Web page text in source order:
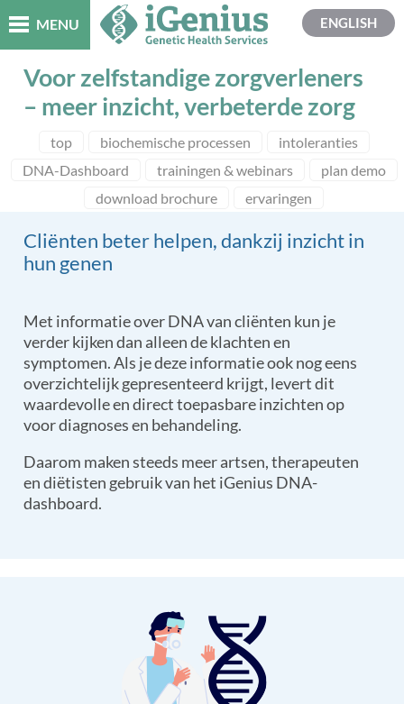
MENU ENGLISH
Voor zelfstandige zorgverleners
– meer inzicht, verbeterde zorg
top biochemische processen
intoleranties
DNA-Dashboard
trainingen & webinars
plan demo
download brochure
ervaringen
Cliënten beter helpen, dankzij inzicht in
hun genen
Met informatie over DNA van cliënten kun je
verder kijken dan alleen de klachten en
symptomen. Als je deze informatie ook nog eens
overzichtelijk gepresenteerd krijgt, levert dit
waardevolle en direct toepasbare inzichten op
voor diagnoses en behandeling.
Daarom maken steeds meer artsen, therapeuten
en diëtisten gebruik van het iGenius DNA-
dashboard.